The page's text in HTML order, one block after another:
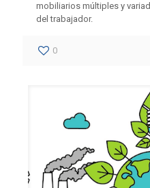
mobiliarios múltiples y
del trabajador.
0